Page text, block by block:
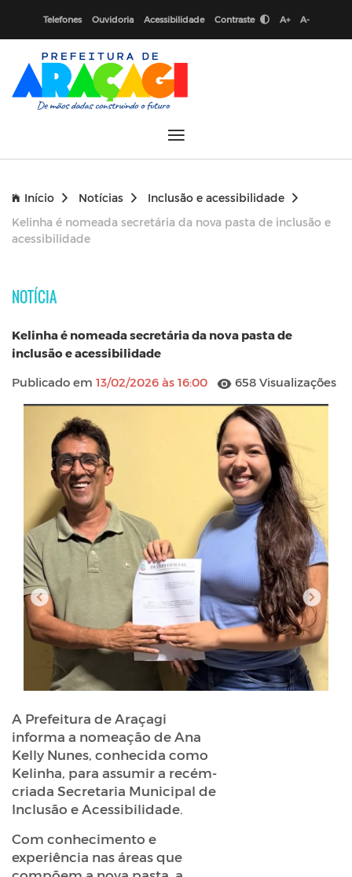
Telefones Ouvidoria Acessibilidade Contraste A+ A-
Início Notícias
Inclusão e acessibilidade
Kelinha é nomeada secretária da nova pasta de inclusão e
acessibilidade
NOTÍCIA
Kelinha é nomeada secretária da nova pasta de
inclusão e acessibilidade
Publicado em 13/02/2026 às 16:00 658 Visualizações
A Prefeitura de Araçagi
informa a nomeação de Ana
Kelly Nunes, conhecida como
Kelinha, para assumir a recém-
criada Secretaria Municipal de
Inclusão e Acessibilidade.
Com conhecimento e
experiência nas áreas que